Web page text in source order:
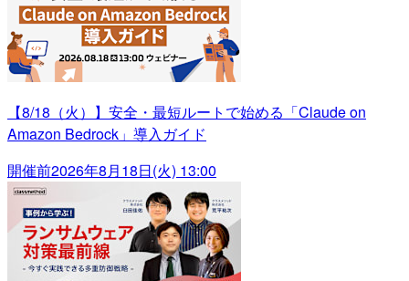
【8/18（火）】安全・最短ルートで始める「Claude on
Amazon Bedrock」導入ガイド
開催前2026年8月18日(火) 13:00